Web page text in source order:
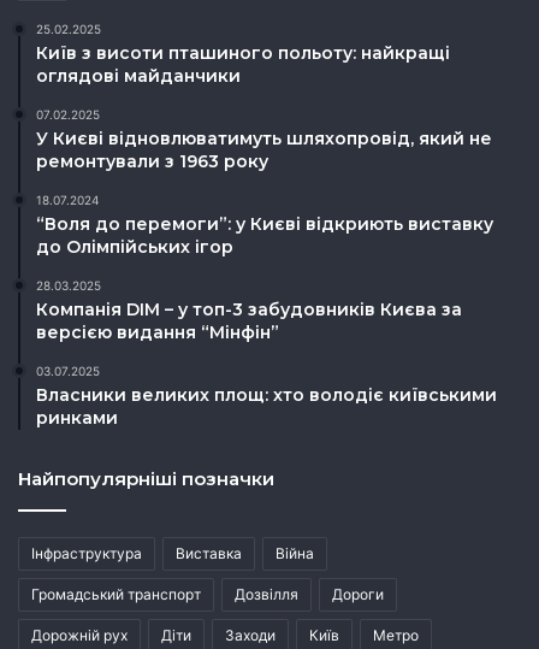
25.02.2025
Київ з висоти пташиного польоту: найкращі
оглядові майданчики
07.02.2025
У Києві відновлюватимуть шляхопровід, який не
ремонтували з 1963 року
18.07.2024
“Воля до перемоги”: у Києві відкриють виставку
до Олімпійських ігор
28.03.2025
Компанія DIM – у топ-3 забудовників Києва за
версією видання “Мінфін”
03.07.2025
Власники великих площ: хто володіє київськими
ринками
Найпопулярніші позначки
Інфраструктура Виставка Війна
Громадський транспорт Дозвілля Дороги
Дорожній рух Діти Заходи Київ Метро